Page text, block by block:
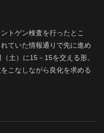
トゲン検査を行ったとこ
ていた情報通りで先に進め
土）に15－15を交える形。
こなしながら良化を求める